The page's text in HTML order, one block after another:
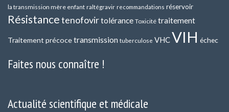
la transmission mère enfant raltégravir recommandations réservoir
Résistancetenofovirtolérance Toxicité traitement
Traitement précocetransmission tuberculose VHCVIH échec
Faites nous connaître !
Actualité scientifique et médicale